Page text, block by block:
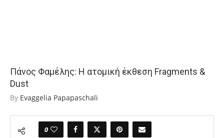
Πάνος Φαμέλης: Η ατομική έκθεση Fragments &
Dust
By Evaggelia Papapaschali
0